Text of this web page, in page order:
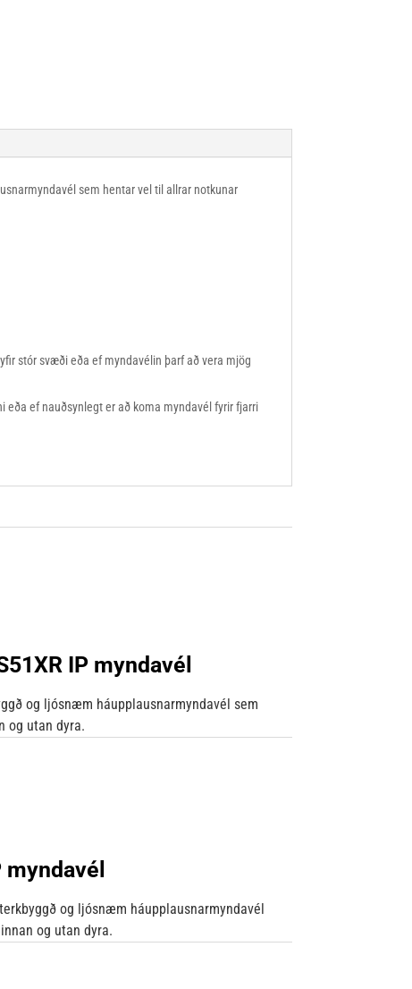
sem hentar vel til allrar notkunar
stór svæði eða ef myndavélin þarf að vera mjög
ef nauðsynlegt er að koma myndavél fyrir fjarri
IP myndavél
og ljósnæm háupplausnarmyndavél sem
og utan dyra.
og ljósnæm háupplausnarmyndavél
og utan dyra.